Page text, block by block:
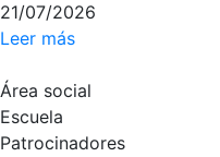
Palmarés
equipos
Jugadores
profesionales
21/07/2026
Leer más
Área social
Escuela
Patrocinadores